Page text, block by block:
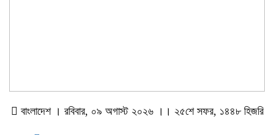
বাংলাদেশ । রবিবার, ০৯ অগাস্ট ২০২৬ ।। ২৫শে সফর, ১৪৪৮ হিজরি